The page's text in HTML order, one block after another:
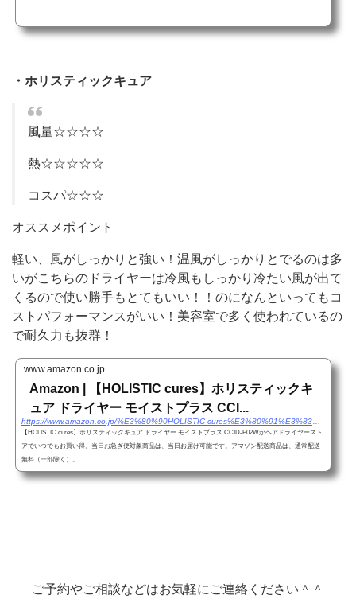
・ホリスティックキュア
風量☆☆☆☆
熱☆☆☆☆☆
コスパ☆☆☆
オススメポイント
軽い、風がしっかりと強い！温風がしっかりとでるのは多
いがこちらのドライヤーは冷風もしっかり冷たい風が出て
くるので使い勝手もとてもいい！！のになんといってもコ
ストパフォーマンスがいい！美容室で多く使われているの
で耐久力も抜群！
www.amazon.co.jp
Amazon | 【HOLISTIC cures】ホリスティックキ
ュア ドライヤー モイストプラス CCI...
【HOLISTIC cures】ホリスティックキュア ドライヤー モイストプラス CCID-P02Wがヘアドライヤースト
アでいつでもお買い得。当日お急ぎ便対象商品は、当日お届け可能です。アマゾン配送商品は、通常配送
無料（一部除く）。
ご予約やご相談などはお気軽にご連絡ください＾＾